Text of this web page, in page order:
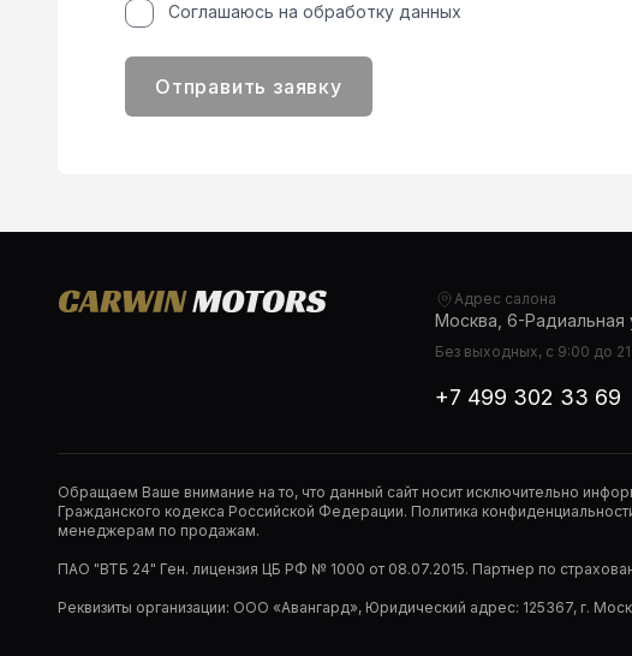
Соглашаюсь на обработку данных
Отправить заявку
Адрес салона
Москва, 6-Радиальная
Без выходных, с 9:00 до
+7 499 302 33 69
Обращаем Ваше внимание на то, что данный сайт носит исключительно
Гражданского кодекса Российской Федерации. Политика
менеджерам по продажам.
ПАО "ВТБ 24" Ген. лицензия ЦБ РФ № 1000 от 08.07.2015. Партнер по
Реквизиты организации: ООО «Авангард», Юридический адрес: 125367, г.